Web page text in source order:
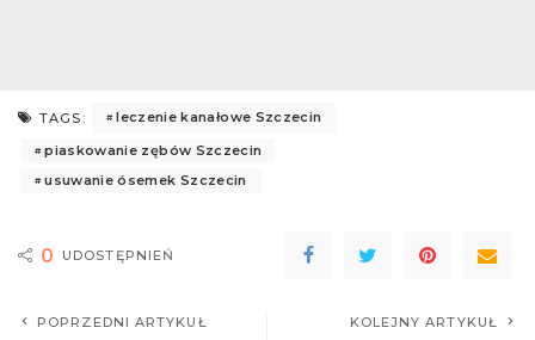
TAGS:
leczenie kanałowe Szczecin
piaskowanie zębów Szczecin
usuwanie ósemek Szczecin
0 UDOSTĘPNIEŃ
POPRZEDNI ARTYKUŁ KOLEJNY ARTYKUŁ